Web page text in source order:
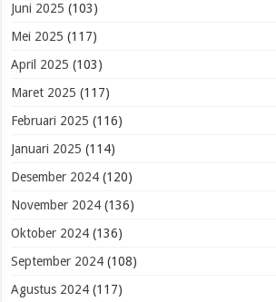
Juni 2025 (103)
Mei 2025 (117)
April 2025 (103)
Maret 2025 (117)
Februari 2025 (116)
Januari 2025 (114)
Desember 2024 (120)
November 2024 (136)
Oktober 2024 (136)
September 2024 (108)
Agustus 2024 (117)